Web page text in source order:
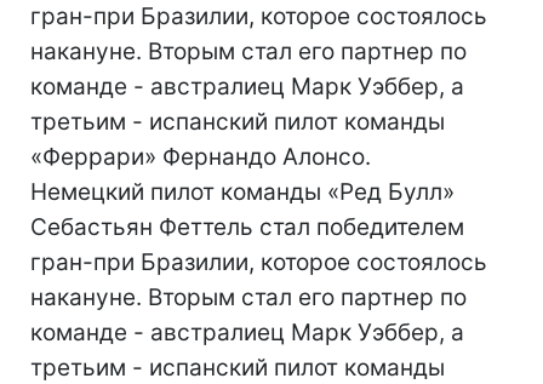
гран-при Бразилии, которое состоялось
накануне. Вторым стал его партнер по
команде - австралиец Марк Уэббер, а
третьим - испанский пилот команды
«Феррари» Фернандо Алонсо.
Немецкий пилот команды «Ред Булл»
Себастьян Феттель стал победителем
гран-при Бразилии, которое состоялось
накануне. Вторым стал его партнер по
команде - австралиец Марк Уэббер, а
третьим - испанский пилот команды